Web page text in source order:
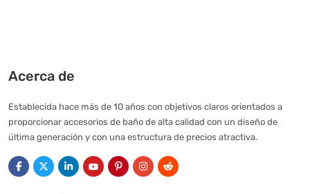
Acerca de
Establecida hace más de 10 años con objetivos claros orientados a
proporcionar accesorios de baño de alta calidad con un diseño de
última generación y con una estructura de precios atractiva.